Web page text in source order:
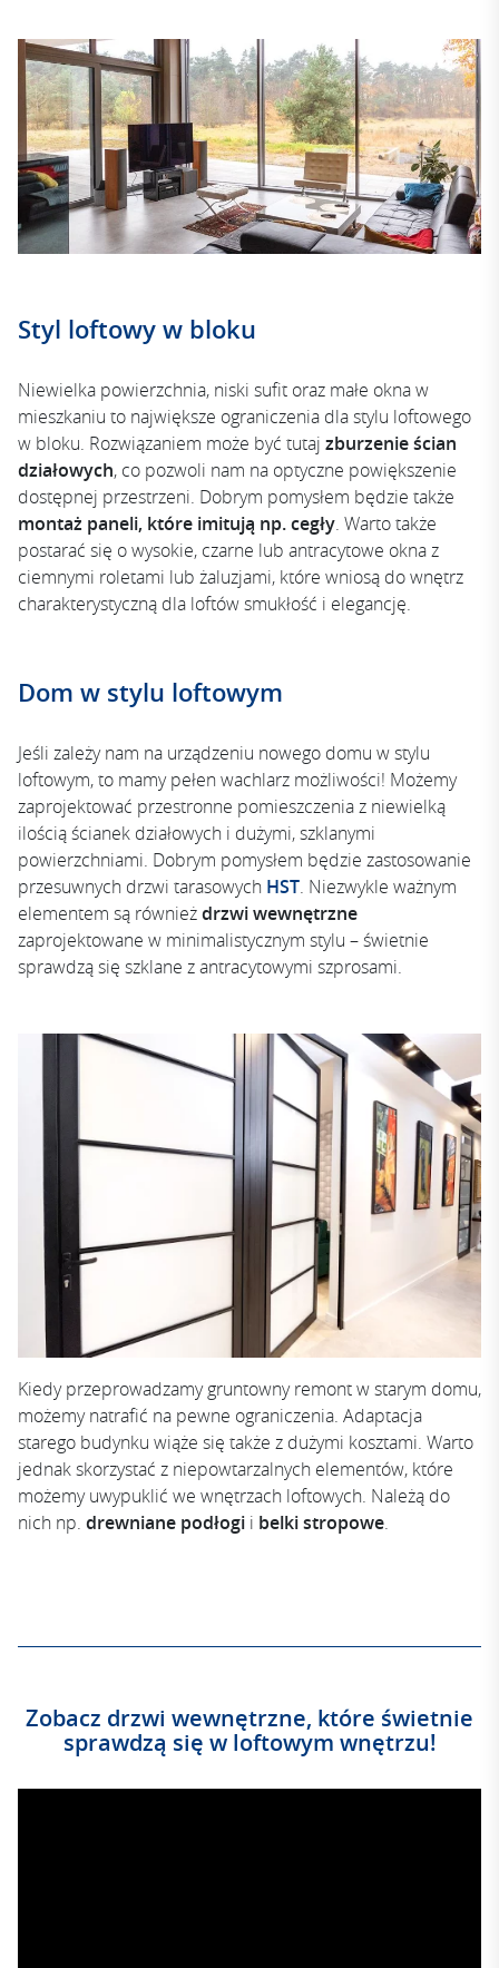
Styl loftowy w bloku
Niewielka powierzchnia, niski sufit oraz małe okna w
mieszkaniu to największe ograniczenia dla stylu loftowego
w bloku. Rozwiązaniem może być tutaj zburzenie ścian
działowych, co pozwoli nam na optyczne powiększenie
dostępnej przestrzeni. Dobrym pomysłem będzie także
montaż paneli, które imitują np. cegły. Warto także
postarać się o wysokie, czarne lub antracytowe okna z
ciemnymi roletami lub żaluzjami, które wniosą do wnętrz
charakterystyczną dla loftów smukłość i elegancję.
Dom w stylu loftowym
Jeśli zależy nam na urządzeniu nowego domu w stylu
loftowym, to mamy pełen wachlarz możliwości! Możemy
zaprojektować przestronne pomieszczenia z niewielką
ilością ścianek działowych i dużymi, szklanymi
powierzchniami. Dobrym pomysłem będzie zastosowanie
przesuwnych drzwi tarasowych HST. Niezwykle ważnym
elementem są równieżdrzwi wewnętrzne
zaprojektowane w minimalistycznym stylu – świetnie
sprawdzą się szklane z antracytowymi szprosami.
Kiedy przeprowadzamy gruntowny remont w starym domu,
możemy natrafić na pewne ograniczenia. Adaptacja
starego budynku wiąże się także z dużymi kosztami. Warto
jednak skorzystać z niepowtarzalnych elementów, które
możemy uwypuklić we wnętrzach loftowych. Należą do
nich np. drewniane podłogi i belki stropowe.
Zobacz drzwi wewnętrzne, które świetnie
sprawdzą się w loftowym wnętrzu!